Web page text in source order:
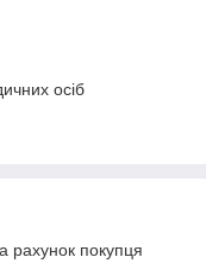
осіб
рахунок покупця